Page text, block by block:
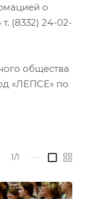
о
(8332) 24-02-
общества
«ЛЕПСЕ» по
1/1 —